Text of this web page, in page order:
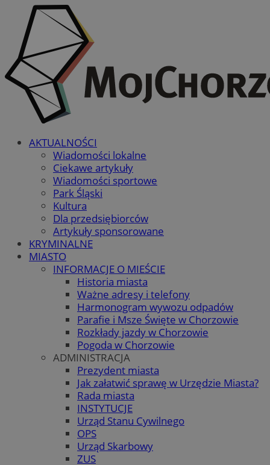
AKTUALNOŚCI
Wiadomości lokalne
Ciekawe artykuły
Wiadomości sportowe
Park Śląski
Kultura
Dla przedsiębiorców
Artykuły sponsorowane
KRYMINALNE
MIASTO
INFORMACJE O MIEŚCIE
Historia miasta
Ważne adresy i telefony
Harmonogram wywozu odpadów
Parafie i Msze Święte w Chorzowie
Rozkłady jazdy w Chorzowie
Pogoda w Chorzowie
ADMINISTRACJA
Prezydent miasta
Jak załatwić sprawę w Urzędzie Miasta?
Rada miasta
INSTYTUCJE
Urząd Stanu Cywilnego
OPS
Urząd Skarbowy
ZUS